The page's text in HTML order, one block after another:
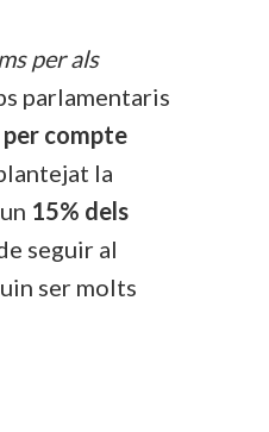
per als
parlamentaris
compte
la
15% dels
seguir al
ser molts